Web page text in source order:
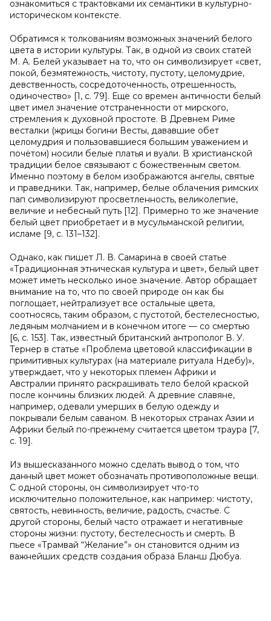
ознакомиться с трактовками их семантики в культурно-
историческом контексте.
Обратимся к толкованиям возможных значений белого
цвета в истории культуры. Так, в одной из своих статей
М. А. Белей указывает на то, что он символизирует «свет,
покой, безмятежность, чистоту, пустоту, целомудрие,
девственность, сосредоточенность, отрешенность,
одиночество» [1, с. 79]. Еще со времен античности белый
цвет имел значение отстраненности от мирского,
стремления к духовной простоте. В Древнем Риме
весталки (жрицы богини Весты, дававшие обет
целомудрия и пользовавшиеся большим уважением и
почётом) носили белые платья и вуали. В христианской
традиции белое связывают с божественным светом.
Именно поэтому в белом изображаются ангелы, святые
и праведники. Так, например, белые облачения римских
пап символизируют просветленность, великолепие,
величие и небесный путь [12]. Примерно то же значение
белый цвет приобретает и в мусульманской религии,
исламе [9, с. 131–132].
Однако, как пишет Л. В. Самарина в своей статье
«Традиционная этническая культура и цвет», белый цвет
может иметь несколько иное значение. Автор обращает
внимание на то, что по своей природе он как бы
поглощает, нейтрализует все остальные цвета,
соотносясь, таким образом, с пустотой, бестелесностью,
ледяным молчанием и в конечном итоге — со смертью
[6, с. 153]. Так, известный британский антрополог В. У.
Тернер в статье «Проблема цветовой классификации в
примитивных культурах (на материале ритуала Ндебу)»,
утверждает, что у некоторых племен Африки и
Австралии принято раскрашивать тело белой краской
после кончины близких людей. А древние славяне,
например, одевали умерших в белую одежду и
покрывали белым саваном. В некоторых странах Азии и
Африки белый по-прежнему считается цветом траура [7,
с. 19].
Из вышесказанного можно сделать вывод о том, что
данный цвет может обозначать противоположные вещи.
С одной стороны, он символизирует что-то
исключительно положительное, как например: чистоту,
святость, невинность, величие, радость, счастье. С
другой стороны, белый часто отражает и негативные
стороны жизни: пустоту, бестелесность и смерть. В
пьесе «Трамвай “Желание”» он становится одним из
важнейших средств создания образа Бланш Дюбуа.